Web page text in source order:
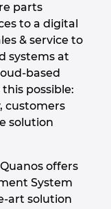
parts
to a digital
& service to
systems at
based
possible:
customers
solution
offers
System
art solution